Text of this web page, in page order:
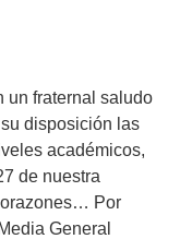
un fraternal saludo
disposición las
académicos,
de nuestra
Por
General